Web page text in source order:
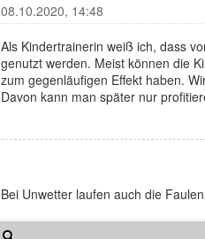
08.10.2020, 14:48
Als Kindertrainerin weiß ich, dass
genutzt werden. Meist können die
zum gegenläufigen Effekt haben.
Davon kann man später nur
Bei Unwetter laufen auch die